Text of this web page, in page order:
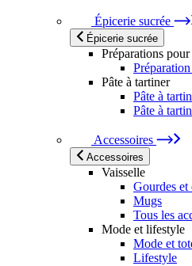
Épicerie sucrée
Épicerie sucrée
Préparations pour
Pâte à tartiner
Pâte à
Pâte à
Accessoires
Accessoires
Vaisselle
Gourdes et
Mugs
Tous les
Mode et lifestyle
Mode et
Lifestyle